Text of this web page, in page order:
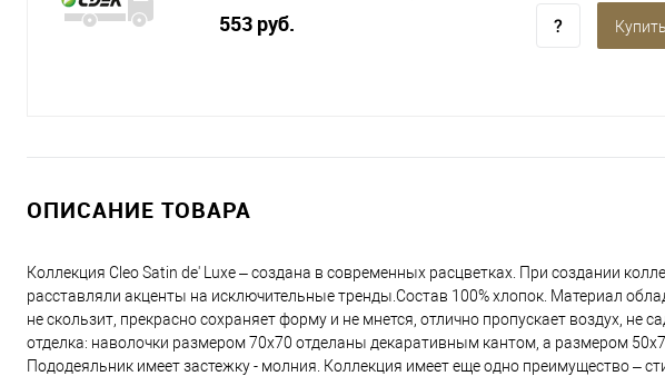
553 руб.
ОПИСАНИЕ ТОВАРА
Коллекция Cleo Satin de' Luxe – создана в современных расцветках. При создании
расставляли акценты на исключительные тренды.Состав 100% хлопок. Материал
не скользит, прекрасно сохраняет форму и не мнется, отлично пропускает воздух, не
отделка: наволочки размером 70х70 отделаны декаративным кантом, а размером
Пододеяльник имеет застежку - молния. Коллекция имеет еще одно преимущество –